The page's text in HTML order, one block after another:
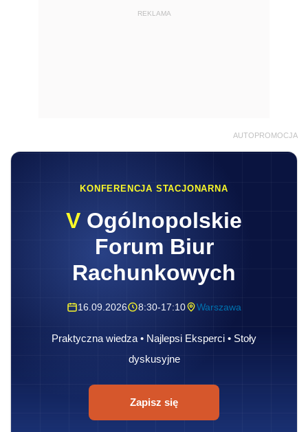
REKLAMA
AUTOPROMOCJA
KONFERENCJA STACJONARNA
V Ogólnopolskie
Forum Biur
Rachunkowych
16.09.2026 8:30-17:10 Warszawa
Praktyczna wiedza • Najlepsi Eksperci • Stoły
dyskusyjne
Zapisz się